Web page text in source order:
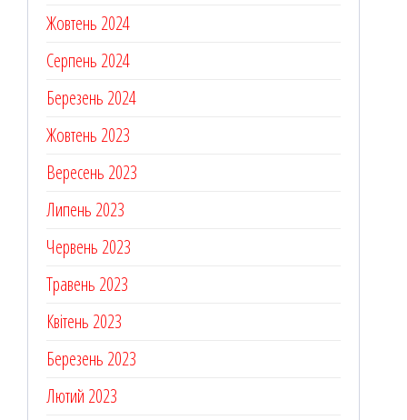
Жовтень 2024
Серпень 2024
Березень 2024
Жовтень 2023
Вересень 2023
Липень 2023
Червень 2023
Травень 2023
Квітень 2023
Березень 2023
Лютий 2023